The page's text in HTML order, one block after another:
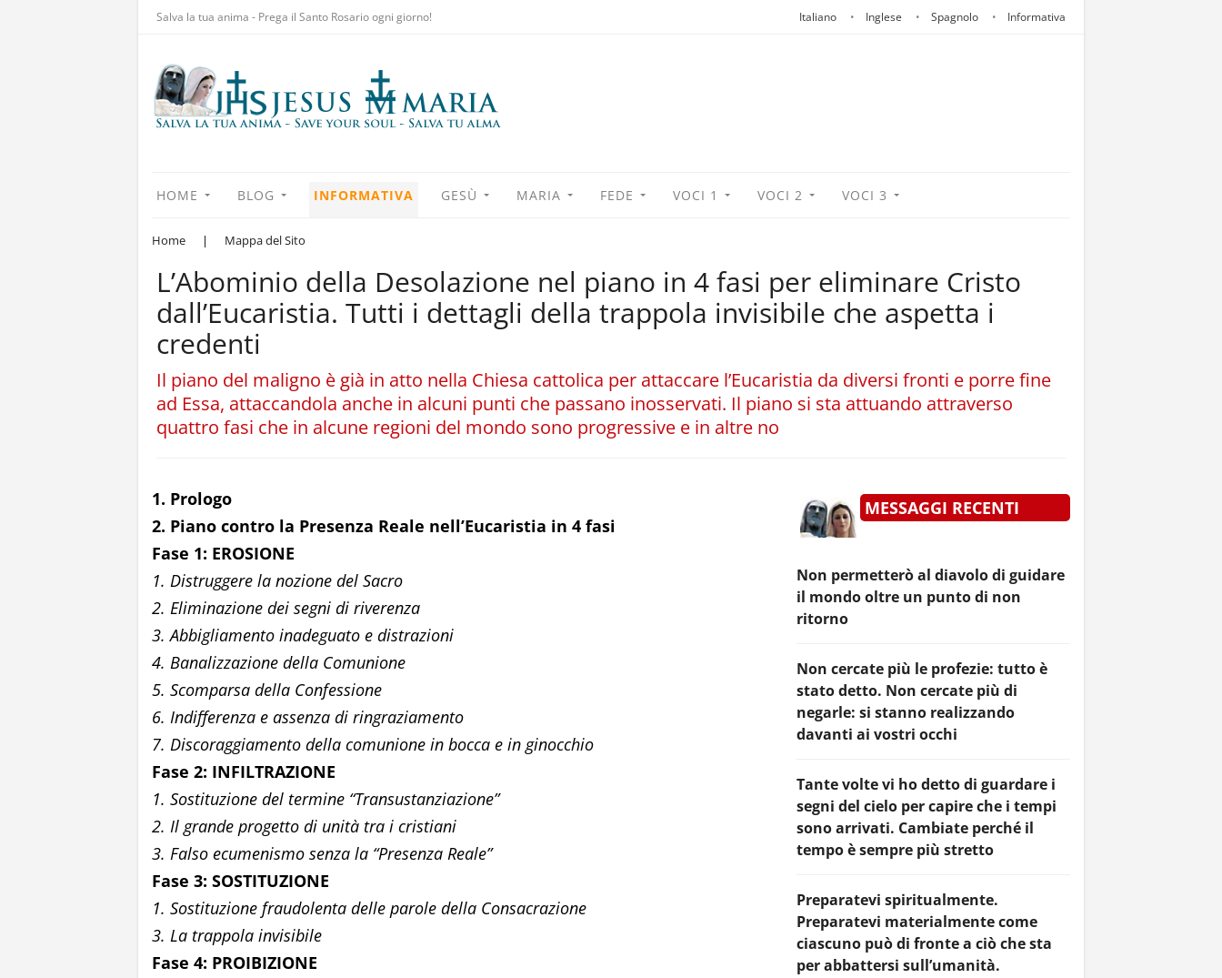
Salva la tua anima - Prega il Santo Rosario ogni giorno! Italiano Inglese Spagnolo Informativa
HOME BLOG INFORMATIVA GESÙ MARIA FEDE VOCI 1 VOCI 2 VOCI 3
Home | Mappa del Sito
L’Abominio della Desolazione nel piano in 4 fasi per eliminare Cristo
dall’Eucaristia. Tutti i dettagli della trappola invisibile che aspetta i
credenti
Il piano del maligno è già in atto nella Chiesa cattolica per attaccare l’Eucaristia da diversi fronti e porre fine
ad Essa, attaccandola anche in alcuni punti che passano inosservati. Il piano si sta attuando attraverso
quattro fasi che in alcune regioni del mondo sono progressive e in altre no
1. Prologo
2. Piano contro la Presenza Reale nell’Eucaristia in 4 fasi
Fase 1: EROSIONE
1. Distruggere la nozione del Sacro
2. Eliminazione dei segni di riverenza
3. Abbigliamento inadeguato e distrazioni
4. Banalizzazione della Comunione
5. Scomparsa della Confessione
6. Indifferenza e assenza di ringraziamento
7. Discoraggiamento della comunione in bocca e in ginocchio
Fase 2: INFILTRAZIONE
1. Sostituzione del termine “Transustanziazione”
2. Il grande progetto di unità tra i cristiani
3. Falso ecumenismo senza la “Presenza Reale”
Fase 3: SOSTITUZIONE
1. Sostituzione fraudolenta delle parole della Consacrazione
3. La trappola invisibile
Fase 4: PROIBIZIONE
MESSAGGI RECENTI
Non permetterò al diavolo di guidare
il mondo oltre un punto di non
ritorno
Non cercate più le profezie: tutto è
stato detto. Non cercate più di
negarle: si stanno realizzando
davanti ai vostri occhi
Tante volte vi ho detto di guardare i
segni del cielo per capire che i tempi
sono arrivati. Cambiate perché il
tempo è sempre più stretto
Preparatevi spiritualmente.
Preparatevi materialmente come
ciascuno può di fronte a ciò che sta
per abbattersi sull’umanità.